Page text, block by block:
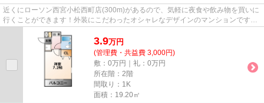
近くにローソン西宮小松西町店(300m)があるので、気軽に夜食や飲み物を買いに
行くことができます！外装にこだわったオシャレなデザインのマンションです！
ご利用可能な駅が2駅あり、乗...
3.9万円
(管理費・共益費 3,000円)
敷：0万円｜礼：0万円
所在階：2階
間取り：1K
面積：19.20㎡